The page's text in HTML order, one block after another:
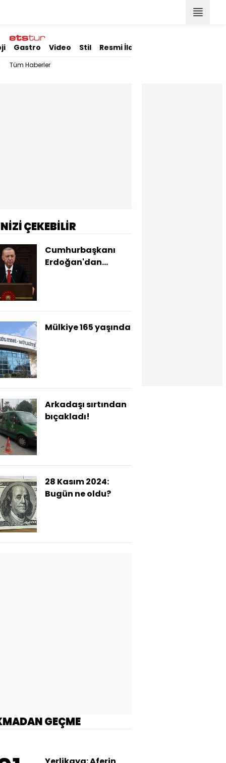
Gastro Video Stil Resmi İlanlar
Tüm Haberler
ÇEKEBİLİR
Cumhurbaşkanı
Erdoğan'dan
Mülkiye 165 yaşında
Arkadaşı sırtından
bıçakladı!
28 Kasım 2024:
Bugün ne oldu?
GEÇME